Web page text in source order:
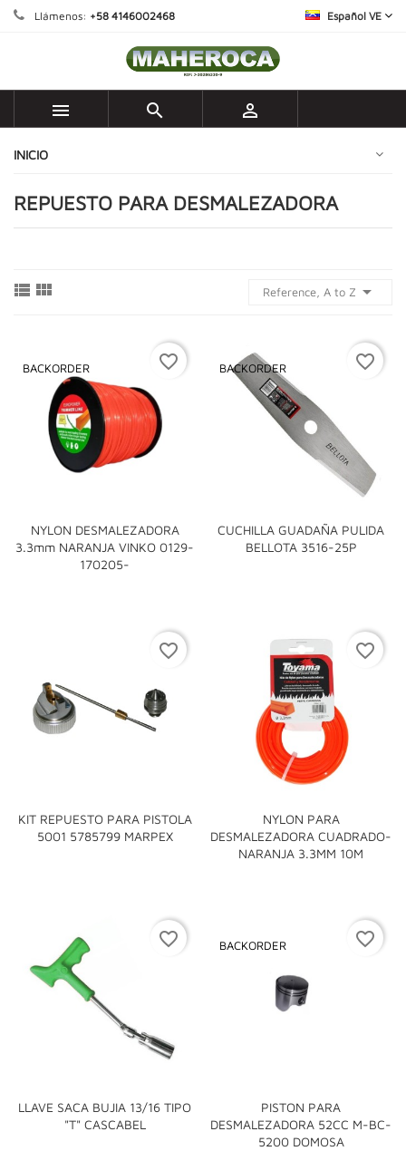
Llámenos: +58 4146002468 Español VE
  
INICIO
REPUESTO PARA DESMALEZADORA
  Reference, A to Z 
NYLON DESMALEZADORA
3.3mm NARANJA VINKO 0129-
170205-
BACKORDER favorite_border
CUCHILLA GUADAÑA PULIDA
BELLOTA 3516-25P
BACKORDER favorite_border
KIT REPUESTO PARA PISTOLA
5001 5785799 MARPEX
favorite_border
NYLON PARA
DESMALEZADORA CUADRADO-
NARANJA 3.3MM 10M
favorite_border
LLAVE SACA BUJIA 13/16 TIPO
"T" CASCABEL
favorite_border
PISTON PARA
DESMALEZADORA 52CC M-BC-
5200 DOMOSA
BACKORDER favorite_border